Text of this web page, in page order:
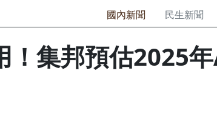
國內新聞 民生新聞
！集邦預估2025